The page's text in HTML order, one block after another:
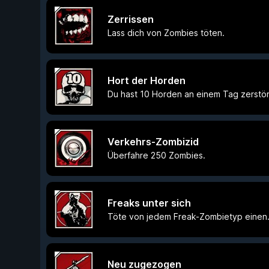
Zerrissen
Lass dich von Zombies töten.
Hort der Horden
Du hast 10 Horden an einem Tag
Verkehrs-Zombizid
Überfahre 250 Zombies.
Freaks unter sich
Töte von jedem Freak-Zombietyp einen.
Neu zugezogen